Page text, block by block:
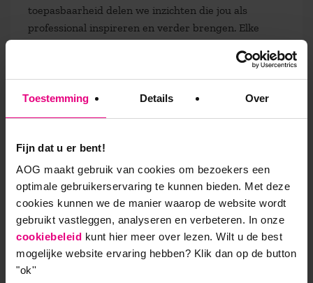
Toestemming Details Over
Fijn dat u er bent!
AOG maakt gebruik van cookies om bezoekers een
optimale gebruikerservaring te kunnen bieden. Met deze
cookies kunnen we de manier waarop de website wordt
gebruikt vastleggen, analyseren en verbeteren. In onze
cookiebeleid kunt hier meer over lezen. Wilt u de best
mogelijke website ervaring hebben? Klik dan op de button
"ok''
toepasbaarheid delen we inzichten die jou als
professional inspireren en verder brengen. Elke
organisatieontwikkeling en maatschappelijke
verandering. Of het nu gaat om sociaal kapitaal,
technologische vooruitgang, duurzame werkrelaties
brengen complexe vraagstukken op een heldere en
toegankelijke manier in beeld. Benieuwd naar de
andere afleveringen:Samen Kennis Maken | Podcast
van AOG School of Management